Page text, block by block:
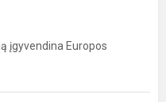
įgyvendina Europos